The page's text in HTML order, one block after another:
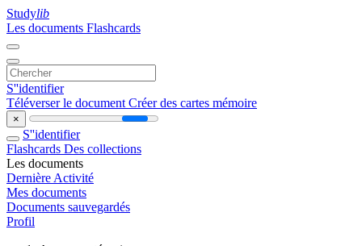
Studylib
Les documents Flashcards
S''identifier
Téléverser le document Créer des cartes mémoire
×
S''identifier
Flashcards Des collections
Les documents
Dernière Activité
Mes documents
Documents sauvegardés
Profil